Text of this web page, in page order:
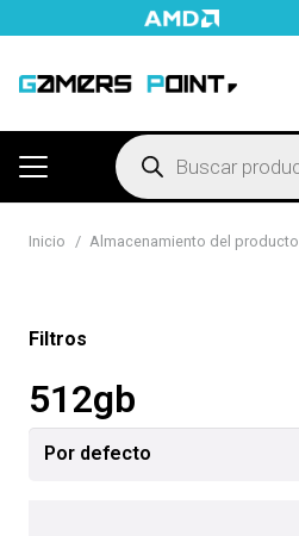
Búsqueda
de
productos
Inicio / Almacenamiento del producto
Filtros
512gb